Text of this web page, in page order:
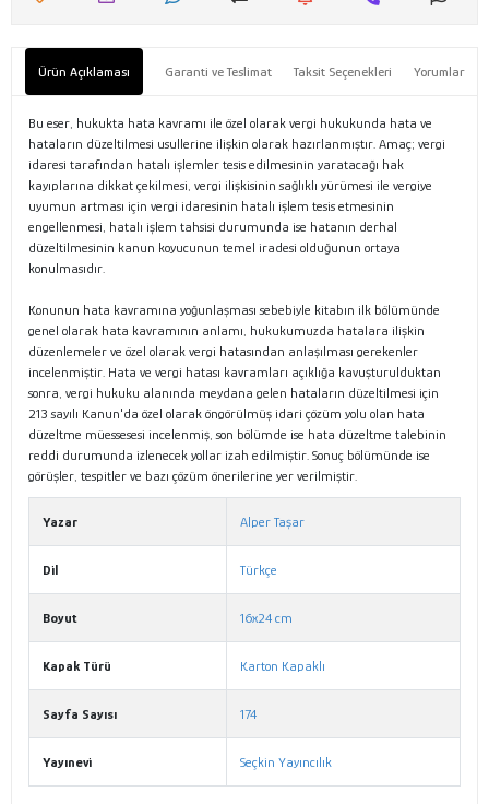
Ürün Açıklaması Garanti ve Teslimat Taksit Seçenekleri Yorumlar
Bu eser, hukukta hata kavramı ile özel olarak vergi hukukunda hata ve
hataların düzeltilmesi usullerine ilişkin olarak hazırlanmıştır. Amaç; vergi
idaresi tarafından hatalı işlemler tesis edilmesinin yaratacağı hak
kayıplarına dikkat çekilmesi, vergi ilişkisinin sağlıklı yürümesi ile vergiye
uyumun artması için vergi idaresinin hatalı işlem tesis etmesinin
engellenmesi, hatalı işlem tahsisi durumunda ise hatanın derhal
düzeltilmesinin kanun koyucunun temel iradesi olduğunun ortaya
konulmasıdır.
Konunun hata kavramına yoğunlaşması sebebiyle kitabın ilk bölümünde
genel olarak hata kavramının anlamı, hukukumuzda hatalara ilişkin
düzenlemeler ve özel olarak vergi hatasından anlaşılması gerekenler
incelenmiştir. Hata ve vergi hatası kavramları açıklığa kavuşturulduktan
sonra, vergi hukuku alanında meydana gelen hataların düzeltilmesi için
213 sayılı Kanun'da özel olarak öngörülmüş idari çözüm yolu olan hata
düzeltme müessesesi incelenmiş, son bölümde ise hata düzeltme talebinin
reddi durumunda izlenecek yollar izah edilmiştir. Sonuç bölümünde ise
görüşler, tespitler ve bazı çözüm önerilerine yer verilmiştir.
Yazar Alper Taşar
Dil Türkçe
Boyut 16x24 cm
Kapak Türü Karton Kapaklı
Sayfa Sayısı 174
Yayınevi Seçkin Yayıncılık